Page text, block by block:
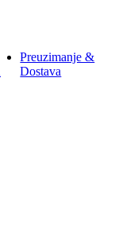
Preuzimanje &
Dostava